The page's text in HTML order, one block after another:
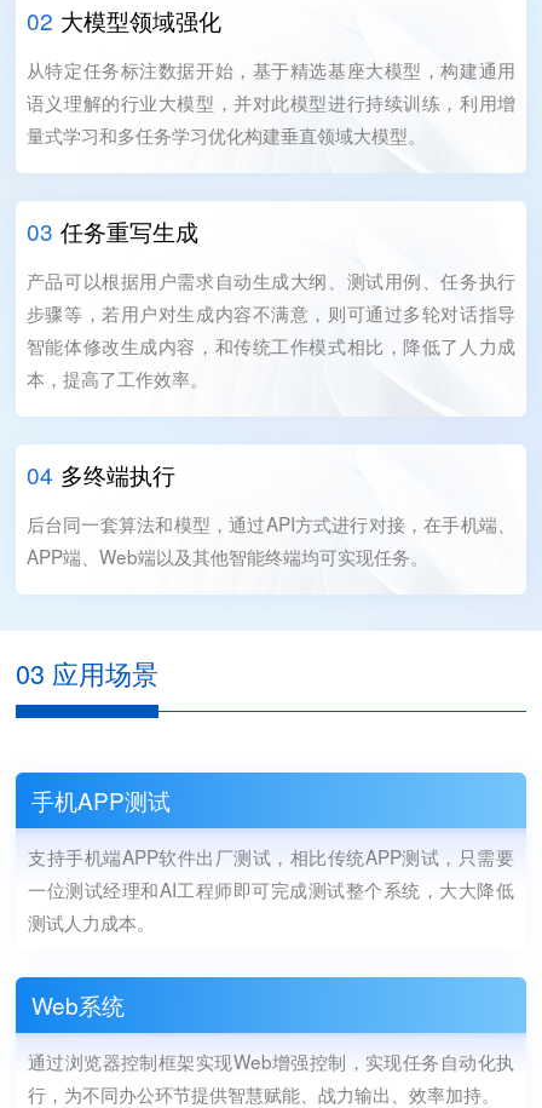
02 大模型领域强化
从特定任务标注数据开始，基于精选基座大模型，构建通用
语义理解的行业大模型，并对此模型进行持续训练，利用增
量式学习和多任务学习优化构建垂直领域大模型。
03 任务重写生成
产品可以根据用户需求自动生成大纲、测试用例、任务执行
步骤等，若用户对生成内容不满意，则可通过多轮对话指导
智能体修改生成内容，和传统工作模式相比，降低了人力成
本，提高了工作效率。
04 多终端执行
后台同一套算法和模型，通过API方式进行对接，在手机端、
APP端、Web端以及其他智能终端均可实现任务。
03 应用场景
手机APP测试
支持手机端APP软件出厂测试，相比传统APP测试，只需要
一位测试经理和AI工程师即可完成测试整个系统，大大降低
测试人力成本。
Web系统
通过浏览器控制框架实现Web增强控制，实现任务自动化执
行，为不同办公环节提供智慧赋能、战力输出、效率加持。